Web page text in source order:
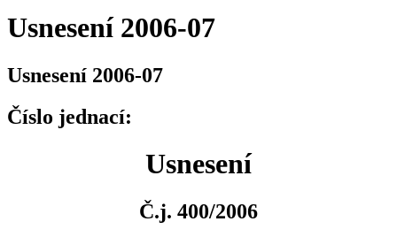
Usnesení 2006-07
Usnesení 2006-07
Číslo jednací:
Usnesení
Č.j. 400/2006